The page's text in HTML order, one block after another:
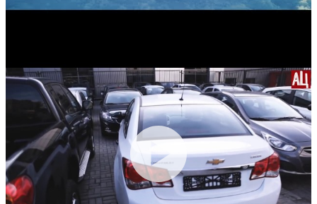
Гарантия: 5 лет или 150 000 км пробега